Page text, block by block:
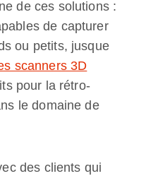
de ces solutions :
de capturer
ou petits, jusque
scanners 3D
pour la rétro-
le domaine de
des clients qui